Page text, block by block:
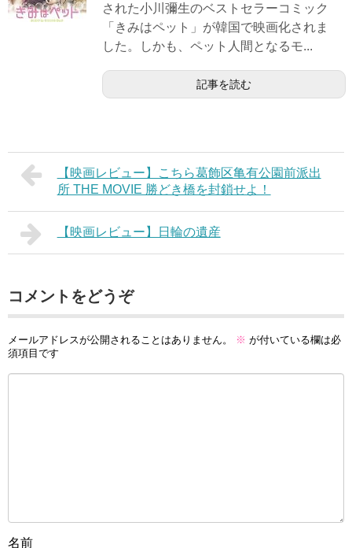
された小川彌生のベストセラーコミック
「きみはペット」が韓国で映画化されま
した。しかも、ペット人間となるモ...
記事を読む
【映画レビュー】こちら葛飾区亀有公園前派出
所 THE MOVIE 勝どき橋を封鎖せよ！
【映画レビュー】日輪の遺産
コメントをどうぞ
メールアドレスが公開されることはありません。 ※ が付いている欄は必
須項目です
名前